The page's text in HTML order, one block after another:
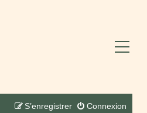
Connexion
S’enregistrer